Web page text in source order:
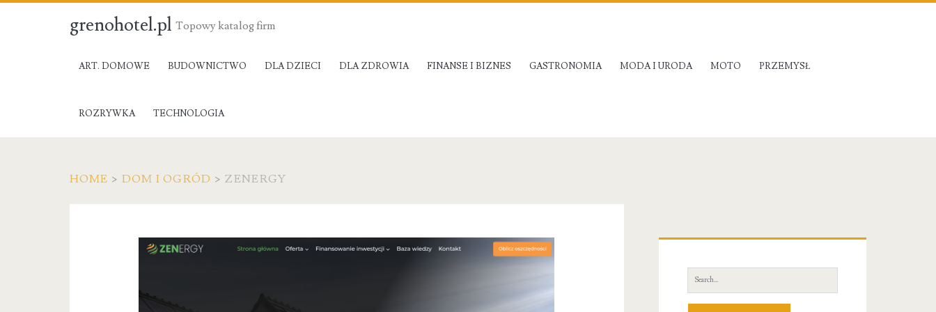
grenohotel.pl Topowy katalog firm
ART. DOMOWE BUDOWNICTWO DLA DZIECI DLA ZDROWIA FINANSE I BIZNES GASTRONOMIA MODA I URODA MOTO PRZEMYSŁ
ROZRYWKA TECHNOLOGIA
HOME > DOM I OGRÓD > ZENERGY
Sidebar
Search
for: